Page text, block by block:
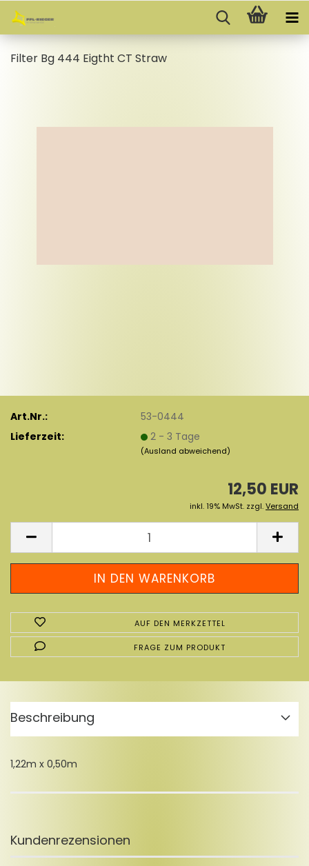
Fil­ter Bg 444 Eigtht CT Straw
Art.Nr.:
53-0444
Lieferzeit:
2 - 3 Tage
(Ausland abweichend)
12,50 EUR
inkl. 19% MwSt. zzgl.Versand
AUF DEN MERKZETTEL
FRAGE ZUM PRODUKT
Beschreibung
1,22m x 0,50m
Kundenrezensionen